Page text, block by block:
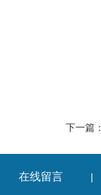
下一篇：
在线留言 |